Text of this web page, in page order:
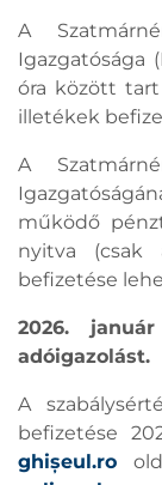
A
Igazgatósága
óra között tart
illetékek
A
működő
nyitva (csak
befizetése
2026.
adóigazolást.
A
befizetése
ghișeul.ro